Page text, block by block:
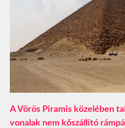
A Vörös Piramis közelében
vonalak nem kőszállító